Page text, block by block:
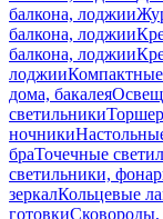
балкона, лоджии
балкона, лоджии
балкона, лоджии
лоджии
дома, бакалея
светильники
ночники
браТочечные
светильники,
зеркалКольцевые
готовкиСковороды,